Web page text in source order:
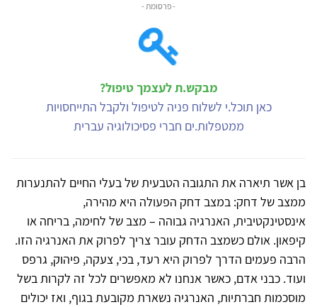
- פרסומת -
מבקש.ת לעצמך טיפול?
כאן תוכל.י לשלוח פניה לטיפול ולקבל התייחסויות
ממטפלות.ים חברי פסיכולוגיה עברית
בן אשר תיארה את התגובה הטבעית של בעלי החיים להתנערות
ממצב של דחק: במצב דחק הפעולה היא מהירה,
אינסטינקטיבית, האנרגיה גבוהה – מצב של לחימה, בריחה או
קיפאון. אולם כשמצב הדחק עובר צריך לפרוק את האנרגיה הזו.
הרבה פעמים הדרך לפרוק היא רעד, בכי, צעקה, פיהוק, גרפס
ועוד. כבני אדם, כאשר אנחנו לא מאפשרים לכל זה לקרות בשל
מוסכמות חברתיות, האנרגיה נשארת מקובעת בגוף, ואז יכולים